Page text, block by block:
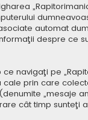
automat
despre
navigaţi pe
prin care
„mesaje
cât timp sunteţi